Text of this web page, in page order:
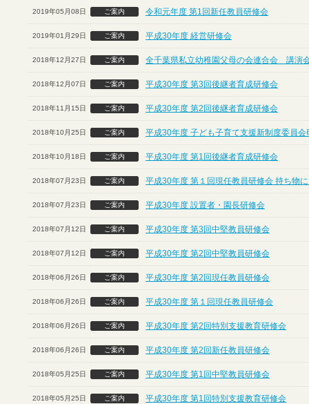
2019年05月08日 ご案内 令和元年度 第1回新任教員研修会
2019年01月29日 ご案内 平成30年度 経営研修会
2018年12月27日 ご案内 全千葉県私立幼稚園父母の会連合会 講演
2018年12月07日 ご案内 平成30年度 第3回後継者育成研修会
2018年11月15日 ご案内 平成30年度 第2回後継者育成研修会
2018年10月25日 ご案内 平成30年度 子ども子育て支援新制度委員会
2018年10月18日 ご案内 平成30年度 第1回後継者育成研修会
2018年07月23日 ご案内 平成30年度 第１回現任教員研修会 持ち物
2018年07月23日 ご案内 平成30年度 設置者・園長研修会
2018年07月12日 ご案内 平成30年度 第3回中堅教員研修会
2018年07月12日 ご案内 平成30年度 第2回中堅教員研修会
2018年06月26日 ご案内 平成30年度 第2回現任教員研修会
2018年06月26日 ご案内 平成30年度 第１回現任教員研修会
2018年06月26日 ご案内 平成30年度 第2回特別支援教育研修会
2018年06月26日 ご案内 平成30年度 第2回新任教員研修会
2018年05月25日 ご案内 平成30年度 第1回中堅教員研修会
2018年05月25日 ご案内 平成30年度 第1回特別支援教育研修会